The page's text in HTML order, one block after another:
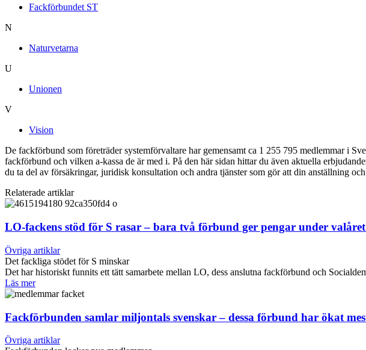
Fackförbundet ST
N
Naturvetarna
U
Unionen
V
Vision
De fackförbund som företräder systemförvaltare har gemensamt ca 1 255 795 medlemmar i
fackförbund och vilken a-kassa de är med i. På den här sidan hittar du även aktuella
du ta del av försäkringar, juridisk konsultation och andra tjänster som gör att din anställning
Relaterade artiklar
LO-fackens stöd för S rasar – bara två förbund ger pengar under
Övriga artiklar
Det fackliga stödet för S minskar
Det har historiskt funnits ett tätt samarbete mellan LO, dess anslutna fackförbund och
Läs mer
Fackförbunden samlar miljontals svenskar – dessa förbund har ökat
Övriga artiklar